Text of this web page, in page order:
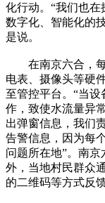
化行动。“我们也
数字化、智能化的
是说。
在南京六合，每
电表、摄像头等硬
至管控平台。“当
作，致使水流量异
出弹窗信息，我们
告警信息，因为每
问题所在地”。南
外，当地村民群众
的二维码等方式反